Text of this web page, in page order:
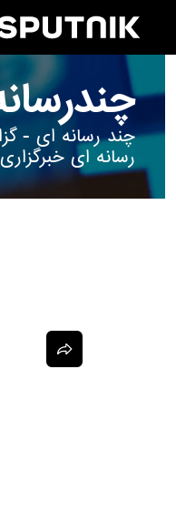
چند رسانه ای -
رسانه ای